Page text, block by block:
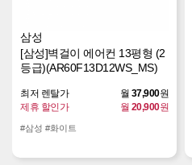
삼성
[삼성]벽걸이 에어컨 13평형 (2
등급)(AR60F13D12WS_MS)
최저 렌탈가 월 37,900원
제휴 할인가
월 20,900원
#삼성 #화이트